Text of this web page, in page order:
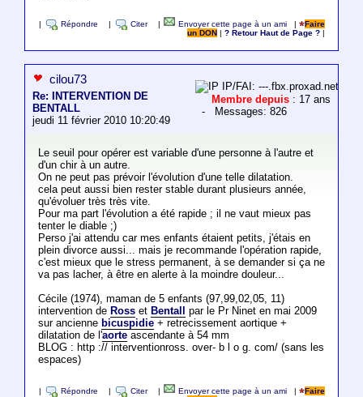
Répondre Citer Envoyer cette page à un ami |
Faire
un DON
|? Retour Haut de Page ?
cilou73
Re: INTERVENTION DE
BENTALL
jeudi 11 février 2010 10:20:49
IP/FAI: ---.fbx.proxad.net
Membre depuis : 17 ans
- Messages: 826
Le seuil pour opérer est variable d'une personne à l'autre et
d'un chir à un autre.
On ne peut pas prévoir l'évolution d'une telle dilatation.
cela peut aussi bien rester stable durant plusieurs année,
qu'évoluer très très vite.
Pour ma part l'évolution a été rapide ; il ne vaut mieux pas
tenter le diable ;)
Perso j'ai attendu car mes enfants étaient petits, j'étais en
plein divorce aussi... mais je recommande l'opération rapide,
c'est mieux que le stress permanent, à se demander si ça ne
va pas lacher, à être en alerte à la moindre douleur...
Cécile (1974), maman de 5 enfants (97,99,02,05, 11)
intervention de Rosset Bentall
par le Pr Ninet en mai 2009
sur ancienne bicuspidie+ retrecissement aortique +
dilatation de l'aorteascendante à 54 mm
BLOG : http :// interventionross. over- b l o g. com/ (sans les
espaces)
Répondre Citer Envoyer cette page à un ami |
Faire